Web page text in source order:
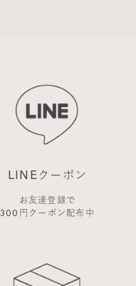
LINEクーポン
お友達登録で
300円クーポン配布中